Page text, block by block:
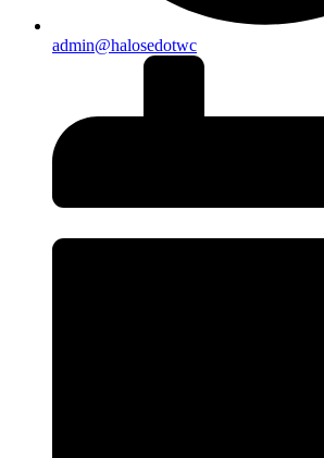
admin@halosedotwc